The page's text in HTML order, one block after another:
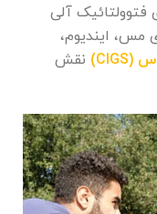
نیز از فناوری فتوولتائیک آلی
مس، ایندیوم،
(
CIGS
) نقش